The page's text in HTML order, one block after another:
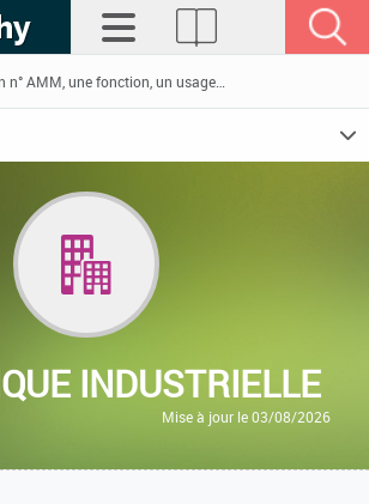
INDUSTRIELLE
Mise à jour le 03/08/2026